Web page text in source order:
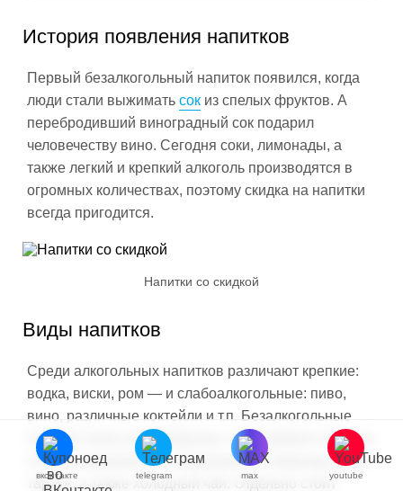
вконтакте telegram max youtube
История появления напитков
Первый безалкогольный напиток появился, когда
люди стали выжимать сок из спелых фруктов. А
перебродивший виноградный сок подарил
человечеству вино. Сегодня соки, лимонады, а
также легкий и крепкий алкоголь производятся в
огромных количествах, поэтому скидка на напитки
всегда пригодится.
Напитки со скидкой
Виды напитков
Среди алкогольных напитков различают крепкие:
водка, виски, ром — и слабоалкогольные: пиво,
вино, различные коктейли и т.п. Безалкогольные
напитки очень разнообразны: соки прямого отжима
и восстановленные, газированные: лимонад, кола,
тархун, а также холодный чай. Отдельно стоит